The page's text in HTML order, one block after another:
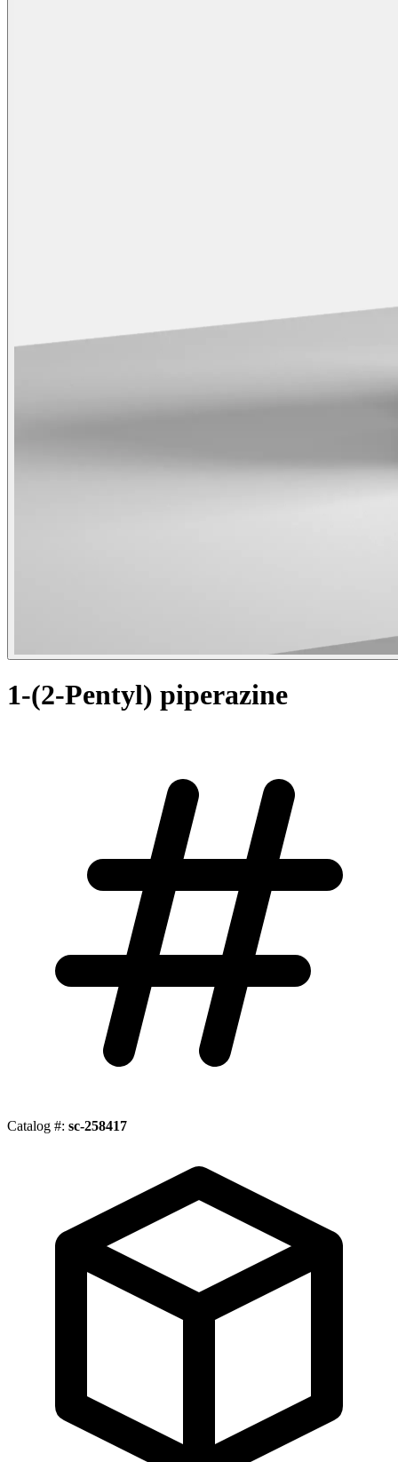
1-(2-Pentyl) piperazine
Catalog #: sc-258417